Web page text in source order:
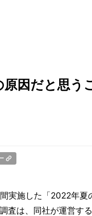
原因だと思
実施した「2022年夏
査は、同社が運営す